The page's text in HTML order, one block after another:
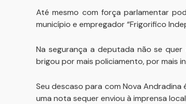
Até mesmo com força parlamentar
município e empregador “Frigorifico
Na segurança a deputada não se
brigou por mais policiamento, por mais
Seu descaso para com Nova Andradina
uma nota sequer enviou à imprensa